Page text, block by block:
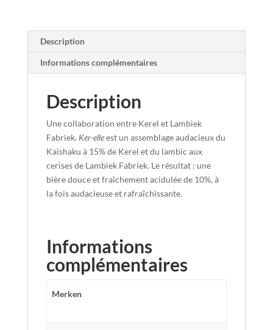
Description
Informations complémentaires
Description
Une collaboration entre Kerel et Lambiek
Fabriek. Ker-elleest un assemblage audacieux du
Kaishaku à 15% de Kerel et du lambic aux
cerises de Lambiek Fabriek. Le résultat : une
bière douce et fraîchement acidulée de 10%, à
la fois audacieuse et rafraîchissante.
Informations
complémentaires
Merken